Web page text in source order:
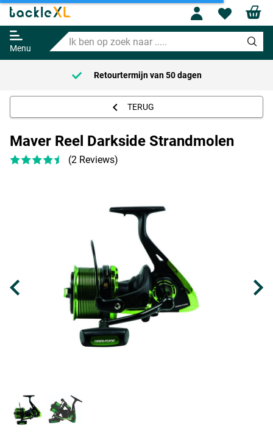
Menu
Ik
ben
op
zoek
naar
Profile
Maver Reel Darkside Strandmolen
89.95
Retourtermijn van 50 dagen
TERUG
Maver Reel Darkside Strandmolen
(2 Reviews)